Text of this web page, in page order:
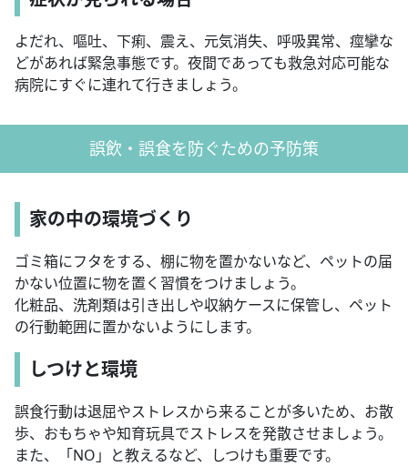
よだれ、嘔吐、下痢、震え、元気消失、呼吸異常、痙攣な
どがあれば緊急事態です。夜間であっても救急対応可能な
病院にすぐに連れて行きましょう。
誤飲・誤食を防ぐための予防策
家の中の環境づくり
ゴミ箱にフタをする、棚に物を置かないなど、ペットの届
かない位置に物を置く習慣をつけましょう。
化粧品、洗剤類は引き出しや収納ケースに保管し、ペット
の行動範囲に置かないようにします。
しつけと環境
誤食行動は退屈やストレスから来ることが多いため、お散
歩、おもちゃや知育玩具でストレスを発散させましょう。
また、「NO」と教えるなど、しつけも重要です。